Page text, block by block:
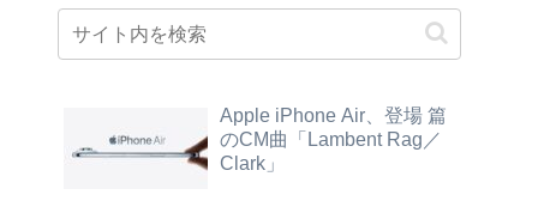
Apple iPhone Air、登場 篇
のCM曲「Lambent Rag／
Clark」